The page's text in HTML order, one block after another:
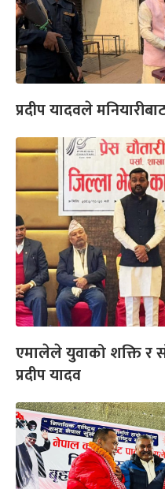
प्रदीप यादवले
एमालेले युवाको शक्ति र
प्रदीप यादव